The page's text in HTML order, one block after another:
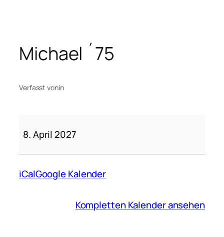
springen
Michael ´75
Verfasst vonin
´75
8. April 2027
iCalGoogle Kalender
Kompletten Kalender ansehen